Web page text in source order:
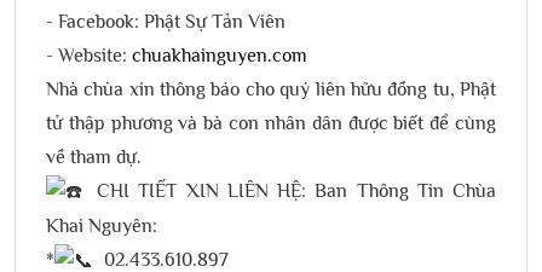
- Facebook: Phật Sự Tản Viên
- Website: chuakhainguyen.com
Nhà chùa xin thông báo cho quý liên hữu đồng tu, Phật
tử thập phương và bà con nhân dân được biết để cùng
về tham dự.
CHI TIẾT XIN LIÊN HỆ: Ban Thông Tin Chùa
Khai Nguyên:
*
02.433.610.897